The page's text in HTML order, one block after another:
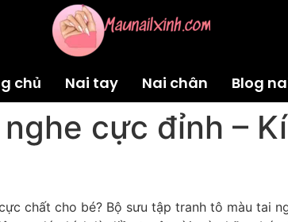
chủ Nai tay Nai chân Blog
cực đỉnh –
chất cho bé? Bộ sưu tập tranh tô màu tai